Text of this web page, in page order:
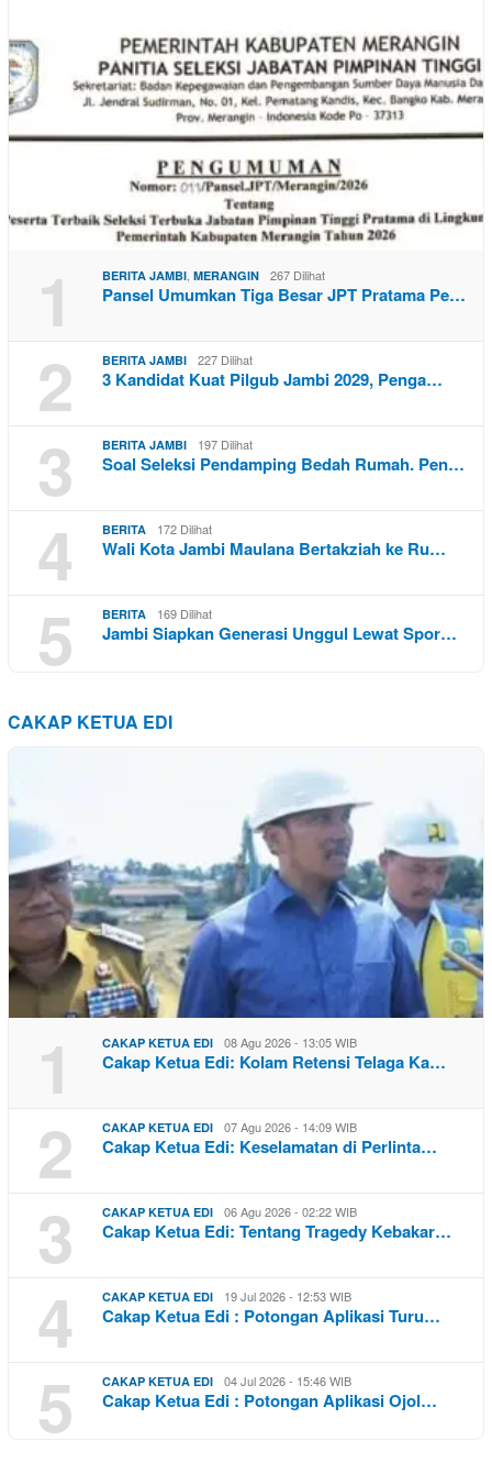
1 BERITA JAMBI MERANGIN 267 Dilihat
Pansel Umumkan Tiga Besar JPT Pratama Pe…
2 BERITA JAMBI 227 Dilihat
3 Kandidat Kuat Pilgub Jambi 2029, Penga…
3 BERITA JAMBI 197 Dilihat
Soal Seleksi Pendamping Bedah Rumah. Pen…
4 BERITA 172 Dilihat
Wali Kota Jambi Maulana Bertakziah ke Ru…
5 BERITA 169 Dilihat
Jambi Siapkan Generasi Unggul Lewat Spor…
CAKAP KETUA EDI
1 CAKAP KETUA EDI 08 Agu 2026 - 13:05 WIB
Cakap Ketua Edi: Kolam Retensi Telaga Ka…
2 CAKAP KETUA EDI 07 Agu 2026 - 14:09 WIB
Cakap Ketua Edi: Keselamatan di Perlinta…
3 CAKAP KETUA EDI 06 Agu 2026 - 02:22 WIB
Cakap Ketua Edi: Tentang Tragedy Kebakar…
4 CAKAP KETUA EDI 19 Jul 2026 - 12:53 WIB
Cakap Ketua Edi : Potongan Aplikasi Turu…
5 CAKAP KETUA EDI 04 Jul 2026 - 15:46 WIB
Cakap Ketua Edi : Potongan Aplikasi Ojol…